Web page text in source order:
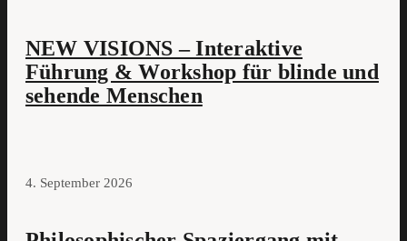
NEW VISIONS – Interaktive
Führung & Workshop für blinde und
sehende Menschen
4. September 2026